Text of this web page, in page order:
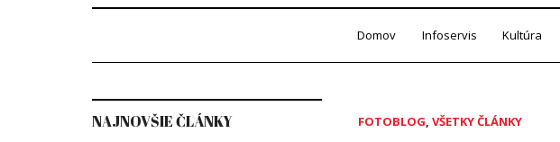
Domov Infoservis Kultúra
FOTOBLOG, VŠETKY ČLÁNKY
NAJNOVŠIE ČLÁNKY